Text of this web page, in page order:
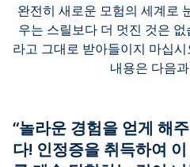
완전히 새로운 모험의 세계로
우는 스릴보다 더 멋진 것은
라고 그대로 받아들이지 마십
내용은 다음
“놀라운 경험을 얻게 해
다! 인정증을 취득하여